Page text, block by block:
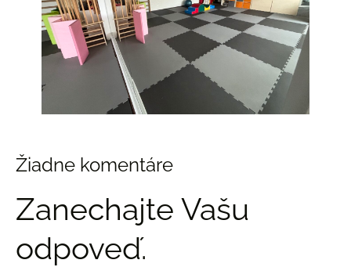
Žiadne komentáre
Zanechajte Vašu
odpoveď.